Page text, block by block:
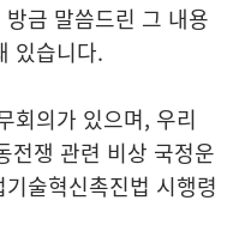
금 말씀드린 그 내용
있습니다.
회의가 있으며, 우리
전쟁 관련 비상 국정운
술혁신촉진법 시행령